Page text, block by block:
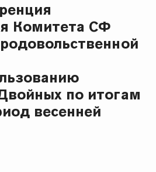
Комитета СФ
по итогам
весенней